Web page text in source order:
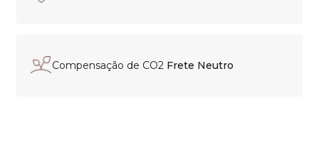
Compensação de CO2 Frete Neutro